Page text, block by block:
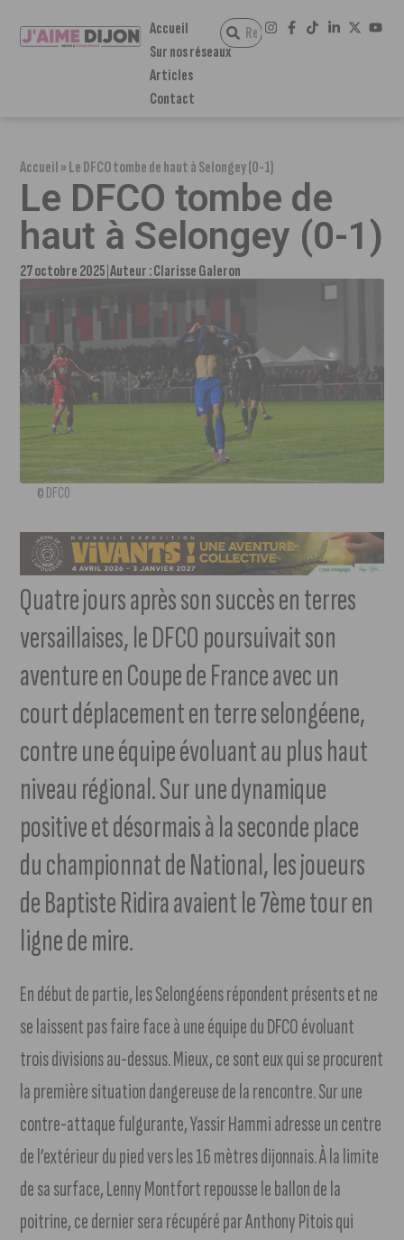
Accueil
Sur nos réseaux
Articles
Contact
Accueil»Le DFCO tombe de haut à Selongey (0-1)
Le DFCO tombe de
haut à Selongey (0-1)
27 octobre 2025 Auteur :Clarisse Galeron
© DFCO
Quatre jours après son succès en terres
versaillaises, le DFCO poursuivait son
aventure en Coupe de France avec un
court déplacement en terre selongéene,
contre une équipe évoluant au plus haut
niveau régional. Sur une dynamique
positive et désormais à la seconde place
du championnat de National, les joueurs
de Baptiste Ridira avaient le 7ème tour en
ligne de mire.
En début de partie, les Selongéens répondent présents et ne
se laissent pas faire face à une équipe du DFCO évoluant
trois divisions au-dessus. Mieux, ce sont eux qui se procurent
la première situation dangereuse de la rencontre. Sur une
contre-attaque fulgurante, Yassir Hammi adresse un centre
de l’extérieur du pied vers les 16 mètres dijonnais. À la limite
de sa surface, Lenny Montfort repousse le ballon de la
poitrine, ce dernier sera récupéré par Anthony Pitois qui